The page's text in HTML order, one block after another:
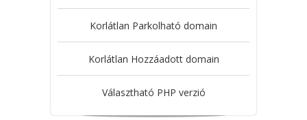
Korlátlan Parkolható domain
Korlátlan Hozzáadott domain
Választható PHP verzió